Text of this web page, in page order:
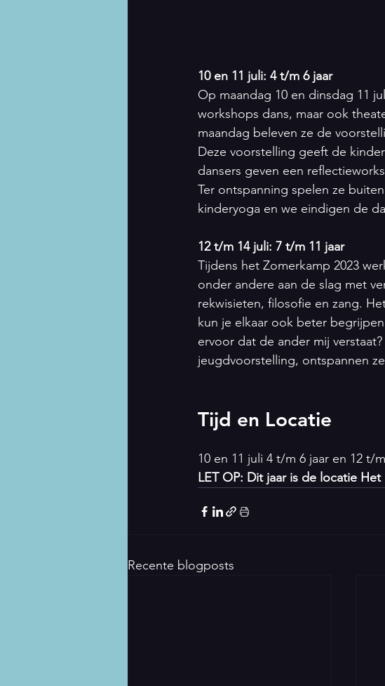
10 en 11 juli: 4 t/m 6 jaar
Op maandag 10 en dinsdag 11
workshops dans, maar ook
maandag beleven ze de
Deze voorstelling geeft de
dansers geven een
Ter ontspanning spelen ze
kinderyoga en we eindigen de
12 t/m 14 juli: 7 t/m 11 jaar
Tijdens het Zomerkamp 2023
onder andere aan de slag met
rekwisieten, filosofie en zang.
kun je elkaar ook beter
ervoor dat de ander mij
jeugdvoorstelling, ontspannen
Tijd en Locatie
10 en 11 juli 4 t/m 6 jaar en 12 t/
LET OP: Dit jaar is de locatie
Recente blogposts